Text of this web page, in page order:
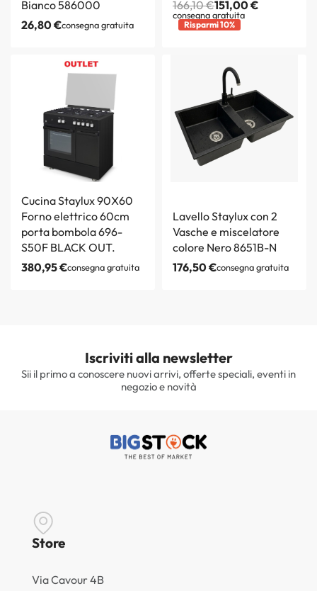
Bianco 586000
26,80€consegna gratuita
166,10€151,00€
consegna gratuita
Risparmi 10%
Cucina Staylux 90X60
Forno elettrico 60cm
porta bombola 696-
S50F BLACK OUT.
380,95€consegna gratuita
Lavello Staylux con 2
Vasche e miscelatore
colore Nero 8651B-N
176,50€consegna gratuita
Iscriviti alla newsletter
Sii il primo a conoscere nuovi arrivi, offerte speciali, eventi in
negozio e novità
Store
Via Cavour 4B